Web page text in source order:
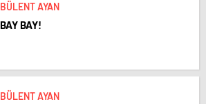
BÜLENT AYAN
BAY BAY!
BÜLENT AYAN